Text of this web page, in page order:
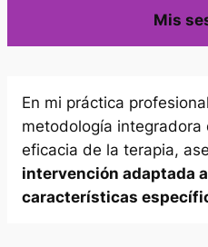
Mis
En mi práctica
metodología integradora
eficacia de la terapia,
intervención adaptada
características